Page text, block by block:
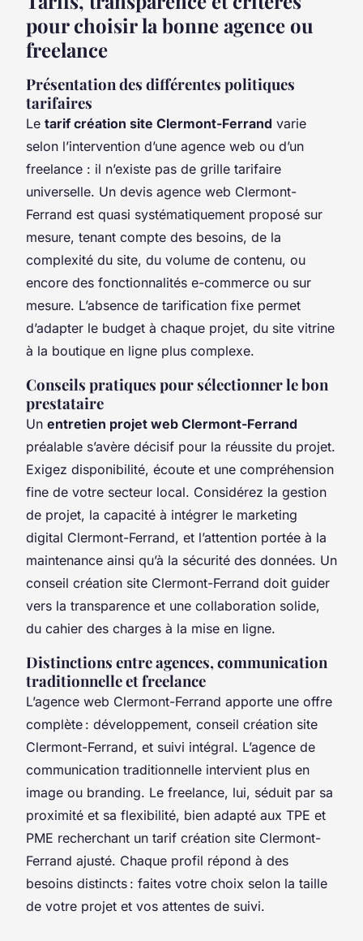
pour choisir la bonne agence ou
freelance
Présentation des différentes politiques
tarifaires
Le tarif création site Clermont-Ferrand varie
selon l’intervention d’une agence web ou d’un
freelance : il n’existe pas de grille tarifaire
universelle. Un devis agence web Clermont-
Ferrand est quasi systématiquement proposé sur
mesure, tenant compte des besoins, de la
complexité du site, du volume de contenu, ou
encore des fonctionnalités e-commerce ou sur
mesure. L’absence de tarification fixe permet
d’adapter le budget à chaque projet, du site vitrine
à la boutique en ligne plus complexe.
Conseils pratiques pour sélectionner le bon
prestataire
Un entretien projet web Clermont-Ferrand
préalable s’avère décisif pour la réussite du projet.
Exigez disponibilité, écoute et une compréhension
fine de votre secteur local. Considérez la gestion
de projet, la capacité à intégrer le marketing
digital Clermont-Ferrand, et l’attention portée à la
maintenance ainsi qu’à la sécurité des données. Un
conseil création site Clermont-Ferrand doit guider
vers la transparence et une collaboration solide,
du cahier des charges à la mise en ligne.
Distinctions entre agences, communication
traditionnelle et freelance
L’agence web Clermont-Ferrand apporte une offre
complète : développement, conseil création site
Clermont-Ferrand, et suivi intégral. L’agence de
communication traditionnelle intervient plus en
image ou branding. Le freelance, lui, séduit par sa
proximité et sa flexibilité, bien adapté aux TPE et
PME recherchant un tarif création site Clermont-
Ferrand ajusté. Chaque profil répond à des
besoins distincts : faites votre choix selon la taille
de votre projet et vos attentes de suivi.